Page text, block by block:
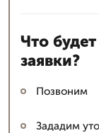
Что
заявки?
Позвоним
Зададим